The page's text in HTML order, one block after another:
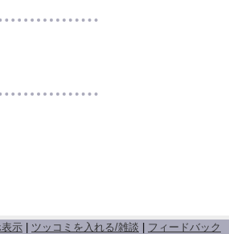
示 ツッコミを入れる/雑談 フィードバック